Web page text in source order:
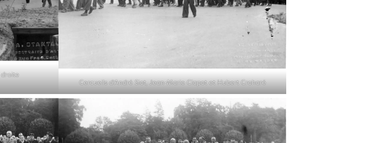
Cercueils d’André Siot, Jean-Marie Clapot et Hubert Croharé